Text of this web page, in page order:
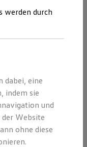
werden durch
dabei, eine
indem sie
und
Website
ohne diese